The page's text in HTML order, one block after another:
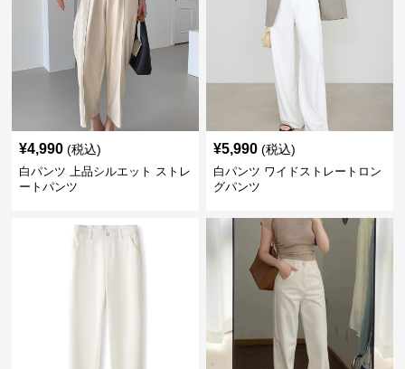
¥4,990 (税込)
白パンツ 上品シルエット ストレ
ートパンツ
¥5,990 (税込)
白パンツ ワイドストレートロン
グパンツ